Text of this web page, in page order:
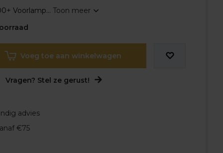
Voorlamp... Toon meer
Voeg toe aan winkelwagen
Vragen? Stel ze gerust!
advies
€75